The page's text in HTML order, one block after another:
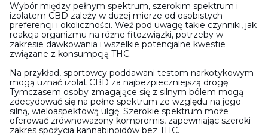
Wybór między pełnym spektrum, szerokim spektrum i
izolatem CBD zależy w dużej mierze od osobistych
preferencji i okoliczności. Weź pod uwagę takie czynniki, jak
reakcja organizmu na różne fitozwiązki, potrzeby w
zakresie dawkowania i wszelkie potencjalne kwestie
związane z konsumpcją THC.
Na przykład, sportowcy poddawani testom narkotykowym
mogą uznać izolat CBD za najbezpieczniejszą drogę.
Tymczasem osoby zmagające się z silnym bólem mogą
zdecydować się na pełne spektrum ze względu na jego
silną, wieloaspektową ulgę. Szerokie spektrum może
oferować zrównoważony kompromis, zapewniając szeroki
zakres spożycia kannabinoidów bez THC.